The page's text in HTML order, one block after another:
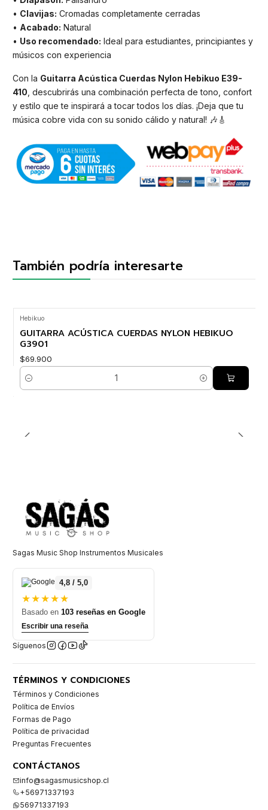
• Clavijas: Cromadas completamente cerradas
• Acabado: Natural
• Uso recomendado: Ideal para estudiantes, principiantes y
músicos con experiencia
Con la Guitarra Acústica Cuerdas Nylon Hebikuo E39-
410 , descubrirás una combinación perfecta de tono, confort
y estilo que te inspirará a tocar todos los días. ¡Deja que tu
música cobre vida con su sonido cálido y natural! 🎶🎸
También podría interesarte
Hebikuo
GUITARRA ACÚSTICA CUERDAS NYLON HEBIKUO
G3901
$69.900
Cantidad
Sagas Music Shop Instrumentos Musicales
4,8 / 5,0
★★★★★
Basado en 103 reseñas en Google
Escribir una reseña
Síguenos
TÉRMINOS Y CONDICIONES
Términos y Condiciones
Política de Envíos
Formas de Pago
Política de privacidad
Preguntas Frecuentes
CONTÁCTANOS
info@sagasmusicshop.cl
+56971337193
56971337193